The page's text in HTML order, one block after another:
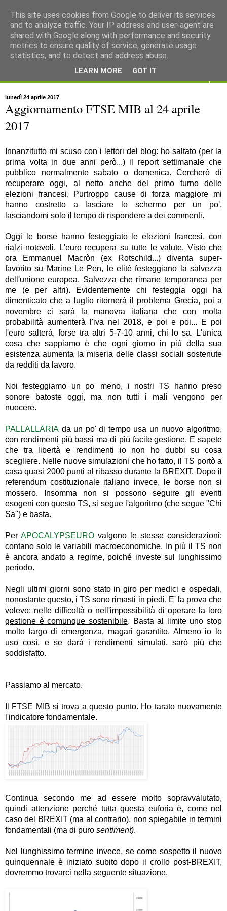
lunedì 24 aprile 2017
Aggiornamento FTSE MIB al 24 aprile
2017
Innanzitutto mi scuso con i lettori del blog: ho saltato (per la
prima volta in due anni però...) il report settimanale che
pubblico normalmente sabato o domenica. Cercherò di
recuperare oggi, al netto anche del primo turno delle
elezioni francesi. Purtroppo cause di forza maggiore mi
hanno costretto a lasciare lo schermo per un po',
lasciandomi solo il tempo di rispondere a dei commenti.
Oggi le borse hanno festeggiato le elezioni francesi, con
rialzi notevoli. L'euro recupera su tutte le valute. Visto che
ora Emmanuel Macròn (ex Rotschild...) diventa super-
favorito su Marine Le Pen, le elitè festeggiano la salvezza
dell'unione europea. Salvezza che rimane temporanea per
me (e per altri). Evidentemente chi festeggia oggi ha
dimenticato che a luglio ritornerà il problema Grecia, poi a
novembre ci sarà la manovra italiana che con molta
probabilità aumenterà l'iva nel 2018, e poi e poi... E poi
l'euro salterà, forse tra altri 5-7-10 anni, chi lo sa. L'unica
cosa che sappiamo è che ogni giorno in più della sua
esistenza aumenta la miseria delle classi sociali sostenute
da redditi da lavoro.
Noi festeggiamo un po' meno, i nostri TS hanno preso
sonore batoste oggi, ma non tutti i mali vengono per
nuocere.
PALLALLARIA da un po' di tempo usa un nuovo algoritmo,
con rendimenti più bassi ma di più facile gestione. E sapete
che tra libertà e rendimenti io non ho dubbi su cosa
scegliere. Nelle nuove simulazioni che ho fatto, il TS portò a
casa quasi 2000 punti al ribasso durante la BREXIT. Dopo il
referendum costituzionale italiano invece, le borse non si
mossero. Insomma non si possono seguire gli eventi
esogeni con questo TS, si segue l'algoritmo (che segue "Chi
Sa") e basta.
Per APOCALYPSEURO valgono le stesse considerazioni:
contano solo le variabili macroeconomiche. In più il TS non
è ancora andato a regime, poiché investe sul lunghissimo
periodo.
Negli ultimi giorni sono stato in giro per medici e ospedali,
nonostante questo, i TS sono rimasti in piedi. E' la prova che
volevo: nelle difficoltà o nell'impossibilità di operare la loro
gestione è comunque sostenibile. Basta al limite uno stop
molto largo di emergenza, magari garantito. Almeno io lo
uso così, e se darà i rendimenti simulati, sarò più che
soddisfatto.
Passiamo al mercato.
Il FTSE MIB si trova a questo punto. Ho tarato nuovamente
l'indicatore fondamentale.
Continua secondo me ad essere molto sopravvalutato,
quindi attenzione perché tutta questa euforia è, come nel
caso del BREXIT (ma al contrario), non spiegabile in termini
fondamentali (ma di puro sentiment).
Nel lunghissimo termine invece, se come sospetto il nuovo
quinquennale è iniziato subito dopo il crollo post-BREXIT,
dovremmo trovarci nella seguente situazione.
This site uses cookies from Google to deliver its services
and to analyze traffic. Your IP address and user-agent are
shared with Google along with performance and security
metrics to ensure quality of service, generate usage
statistics, and to detect and address abuse.
LEARN MORE GOT IT